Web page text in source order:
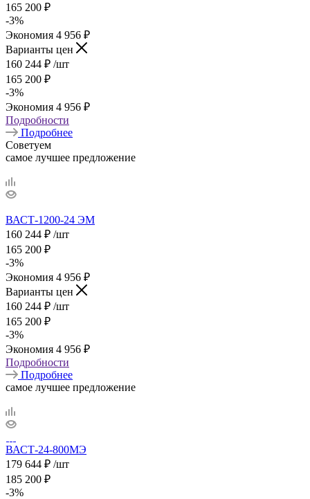
165 200 ₽
-3%
Экономия 4 956 ₽
Варианты цен
160 244 ₽ /шт
165 200 ₽
-3%
Экономия 4 956 ₽
Подробности
Подробнее
Советуем
самое лучшее предложение
ВАСТ-1200-24 ЭМ
160 244 ₽ /шт
165 200 ₽
-3%
Экономия 4 956 ₽
Варианты цен
160 244 ₽ /шт
165 200 ₽
-3%
Экономия 4 956 ₽
Подробности
Подробнее
самое лучшее предложение
ВАСТ-24-800МЭ
179 644 ₽ /шт
185 200 ₽
-3%